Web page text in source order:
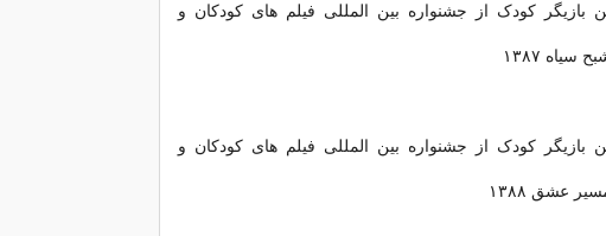
بازیگر کودک از جشنواره بین المللی فیلم های کودکان و
۱۳۸۷
بازیگر کودک از جشنواره بین المللی فیلم های کودکان و
عشق ۱۳۸۸